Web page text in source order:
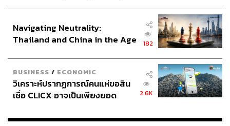
Navigating Neutrality:
Thailand and China in the Age
182
BUSINESS / ECONOMIC
วิเคราะห์ปรากฏการณ์คนแห่ขอสิน
เชื่อ CLICX อาจเป็นเพียงยอด
เรือนไทยที่ถูกซุกไว้
2.6K